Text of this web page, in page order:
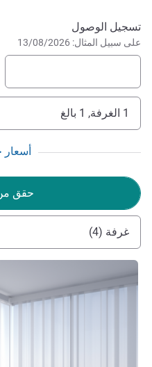
travel.
احجز في هذا الفندق
تسجيل الوصول
على سبيل المثال: 13/08/2026
1 الغرفة, 1 بالغ
حقق من
غرفة (4)
راجع التفاصيل